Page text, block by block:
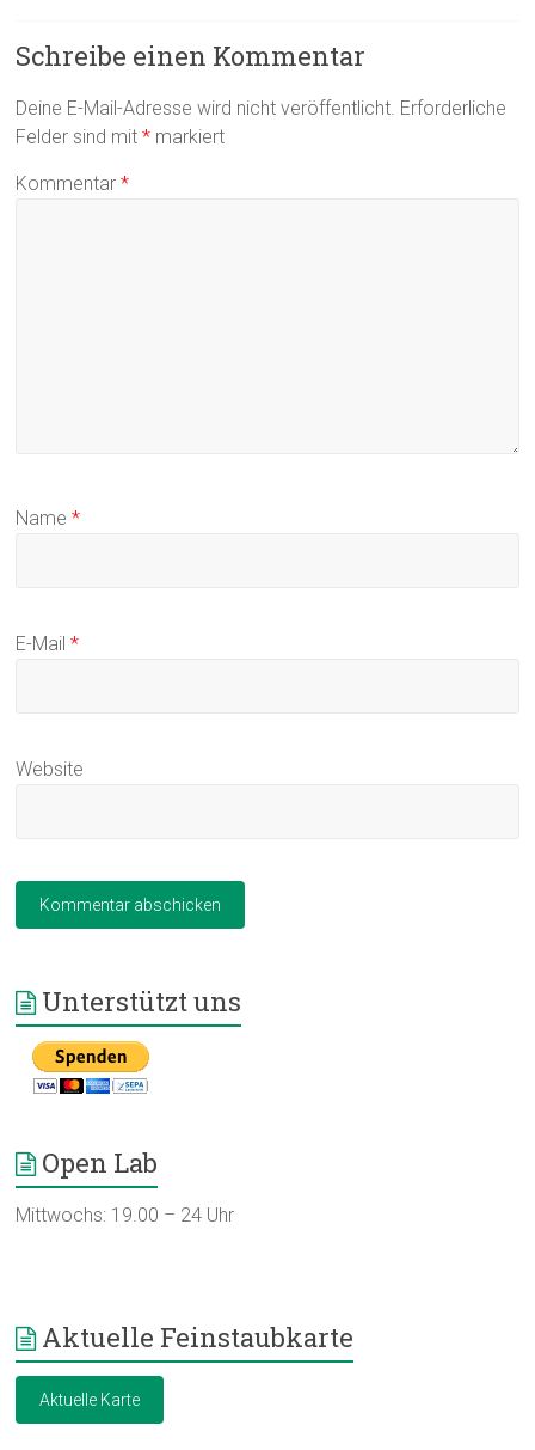
Schreibe einen Kommentar
Deine E-Mail-Adresse wird nicht veröffentlicht. Erforderliche
Felder sind mit* markiert
Kommentar*
Name*
E-Mail*
Website
Unterstützt uns
Open Lab
Mittwochs: 19.00 – 24 Uhr
Aktuelle Feinstaubkarte
Aktuelle Karte